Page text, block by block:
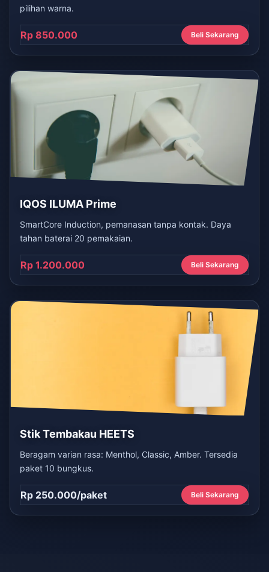
pilihan warna.
Rp 850.000 Beli Sekarang
IQOS ILUMA Prime
SmartCore Induction, pemanasan tanpa kontak. Daya
tahan baterai 20 pemakaian.
Rp 1.200.000 Beli Sekarang
Stik Tembakau HEETS
Beragam varian rasa: Menthol, Classic, Amber. Tersedia
paket 10 bungkus.
Rp 250.000/paket Beli Sekarang